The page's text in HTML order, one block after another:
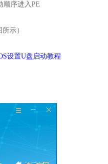
序进入PE
所示）
设置U盘启动教程